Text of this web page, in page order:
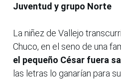
Juventud y grupo Norte
La niñez de Vallejo
Chuco, en el seno de una
el pequeño César fuera
las letras lo ganarían para